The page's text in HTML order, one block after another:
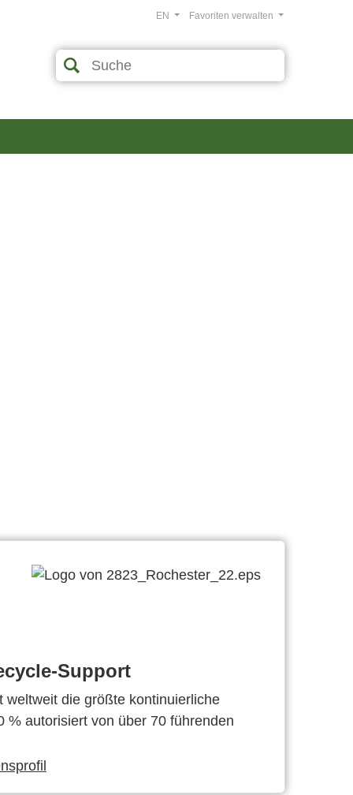
Favoriten verwalten
EN
Support
weltweit die größte kontinuierliche
% autorisiert von über 70 führenden